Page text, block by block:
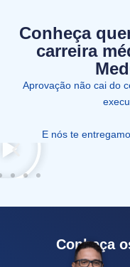
Conheça
carreira
Aprovação não cai do
E nós te
Conheça